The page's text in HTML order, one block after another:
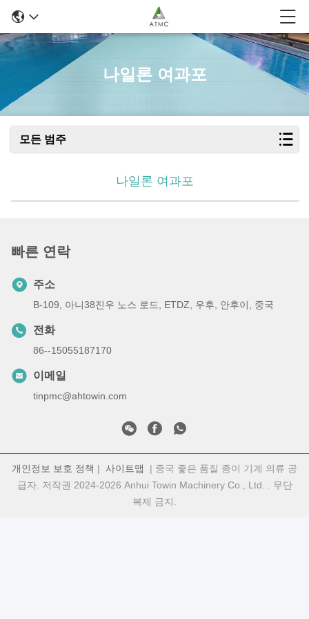
나일론 여과포
모든 범주
나일론 여과포
빠른 연락
주소
B-109, 아니38진우 노스 로드, ETDZ, 우후, 안후이, 중국
전화
86--15055187170
이메일
tinpmc@ahtowin.com
개인정보 보호 정책 | 사이트맵
| 중국 좋은 품질 종이 기계 의류 공
급자. 저작권 2024-2026 Anhui Towin Machinery Co., Ltd. . 무단
복제 금지.